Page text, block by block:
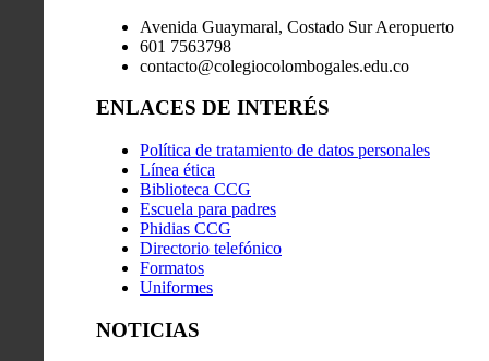
Avenida Guaymaral, Costado Sur Aeropuerto
601 7563798
contacto@colegiocolombogales.edu.co
ENLACES DE INTERÉS
Política de tratamiento de datos personales
Línea ética
Biblioteca CCG
Escuela para padres
Phidias CCG
Directorio telefónico
Formatos
Uniformes
NOTICIAS